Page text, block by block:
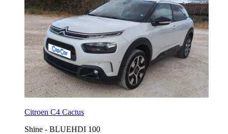
Citroen C4 Cactus
Shine - BLUEHDI 100